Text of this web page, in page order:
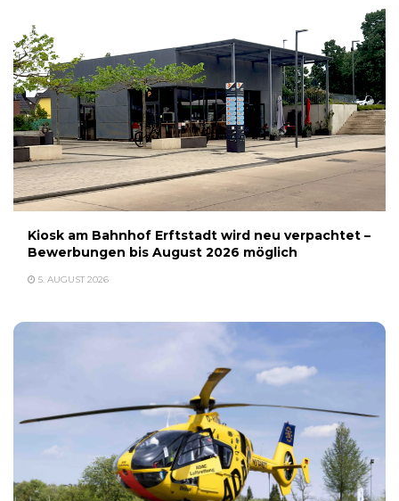
Kiosk am Bahnhof Erftstadt wird neu verpachtet –
Bewerbungen bis August 2026 möglich
5. AUGUST 2026